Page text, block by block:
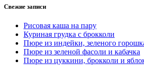
Свежие записи
Рисовая каша на пару
Куриная грудка с брокколи
Пюре из индейки, зеленого
Пюре из зеленой фасоли и кабачка
Пюре из цуккини, брокколи и